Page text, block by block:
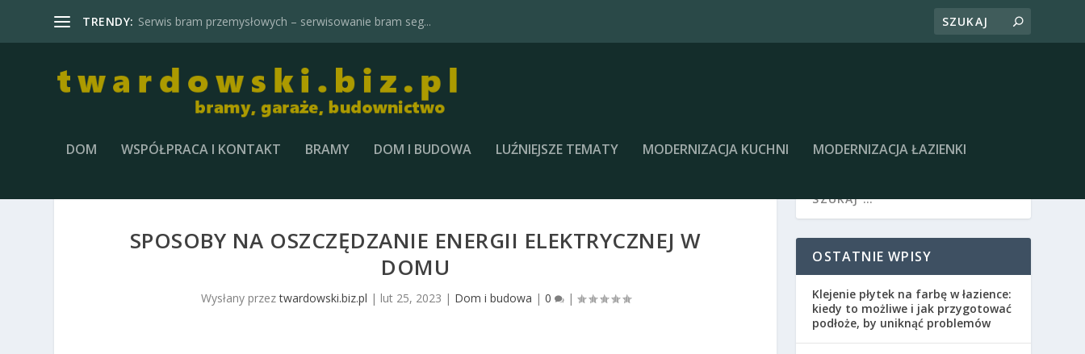
TRENDY: Serwis bram przemysłowych – serwisowanie bram seg...
DOM WSPÓŁPRACA I KONTAKT BRAMY DOM I BUDOWA LUŹNIEJSZE TEMATY MODERNIZACJA KUCHNI MODERNIZACJA ŁAZIENKI
SPOSOBY NA OSZCZĘDZANIE ENERGII ELEKTRYCZNEJ W
DOMU
Wysłany przeztwardowski.biz.pl | lut 25, 2023 | Dom i budowa | 0 |
OSTATNIE WPISY
Klejenie płytek na farbę w łazience:
kiedy to możliwe i jak przygotować
podłoże, by uniknąć problemów